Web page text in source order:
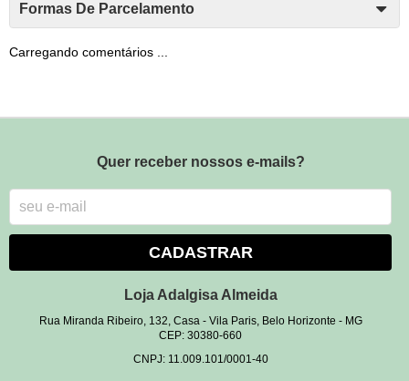
Formas De Parcelamento
Carregando comentários ...
Quer receber nossos e-mails?
CADASTRAR
Loja Adalgisa Almeida
Rua Miranda Ribeiro, 132, Casa- Vila Paris, Belo Horizonte - MG
CEP: 30380-660
CNPJ: 11.009.101/0001-40